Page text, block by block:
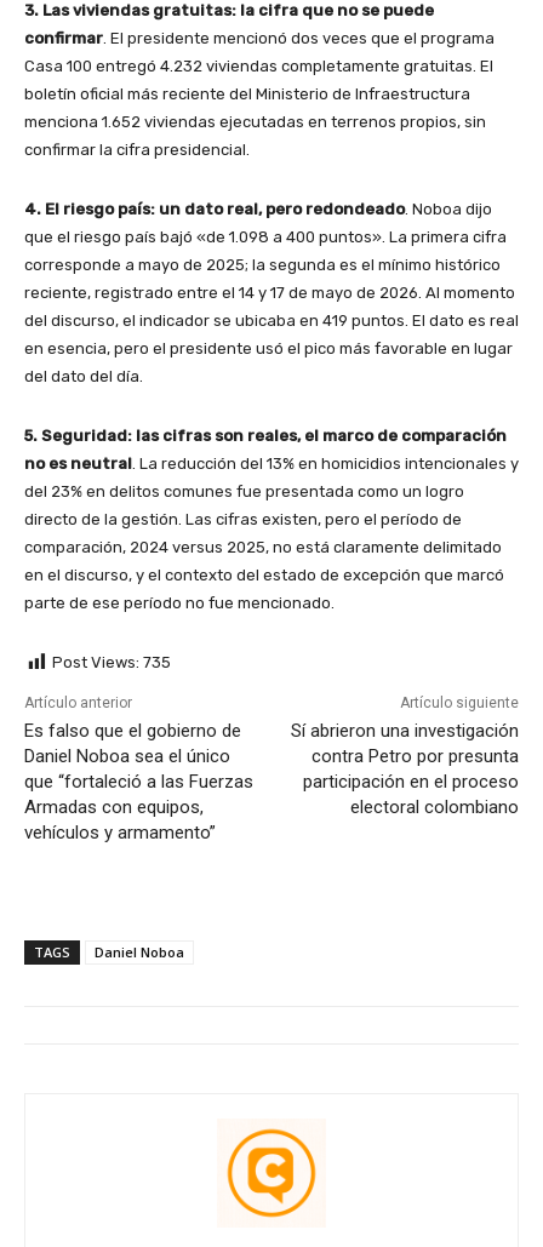
3. Las viviendas gratuitas: la cifra que no se puede
confirmar. El presidente mencionó dos veces que el programa
Casa 100 entregó 4.232 viviendas completamente gratuitas. El
boletín oficial más reciente del Ministerio de Infraestructura
menciona 1.652 viviendas ejecutadas en terrenos propios, sin
confirmar la cifra presidencial.
4. El riesgo país: un dato real, pero redondeado. Noboa dijo
que el riesgo país bajó «de 1.098 a 400 puntos». La primera cifra
corresponde a mayo de 2025; la segunda es el mínimo histórico
reciente, registrado entre el 14 y 17 de mayo de 2026. Al momento
del discurso, el indicador se ubicaba en 419 puntos. El dato es real
en esencia, pero el presidente usó el pico más favorable en lugar
del dato del día.
5. Seguridad: las cifras son reales, el marco de comparación
no es neutral. La reducción del 13% en homicidios intencionales y
del 23% en delitos comunes fue presentada como un logro
directo de la gestión. Las cifras existen, pero el período de
comparación, 2024 versus 2025, no está claramente delimitado
en el discurso, y el contexto del estado de excepción que marcó
parte de ese período no fue mencionado.
Post Views: 735
Artículo anterior
Es falso que el gobierno de
Daniel Noboa sea el único
que “fortaleció a las Fuerzas
Armadas con equipos,
vehículos y armamento”
Artículo siguiente
Sí abrieron una investigación
contra Petro por presunta
participación en el proceso
electoral colombiano
TAGS Daniel Noboa